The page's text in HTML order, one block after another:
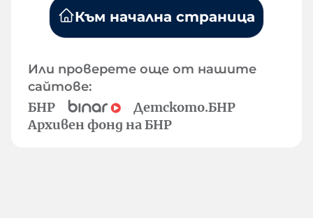
Към начална страница
Или проверете още от нашите
сайтове:
БНР
Детското.БНР
Архивен фонд на БНР